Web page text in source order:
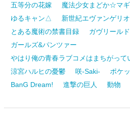
五等分の花嫁
魔法少女まどか☆マ
ゆるキャン△
新世紀エヴァンゲリ
とある魔術の禁書目録
ガヴリール
ガールズ&パンツァー
やはり俺の青春ラブコメはまちがって
涼宮ハルヒの憂鬱
咲-Saki-
ポケ
BanG Dream!
進撃の巨人 動物